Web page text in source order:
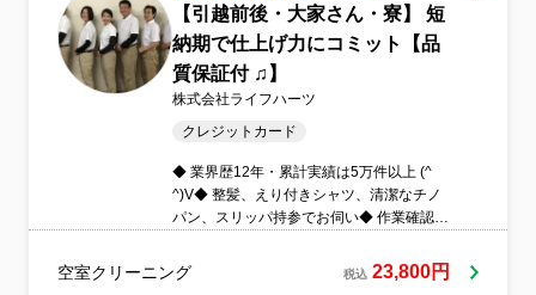
【引越前後・大家さん・寮】 短
納期で仕上げ力にコミット【品
質保証付 ♫】
株式会社ライフハーツ
クレジットカード
◆ 業界歴12年・累計実績は5万件以上 (^
^)V◆ 整髪、えり付きシャツ、清潔なチノ
パン、スリッパ持参でお伺い◆ 作業確認書
ざいません■ 社宅寮・ホテル・大家さん・
民泊などの大口注文可能！排水管高圧洗
空室クリーニング 税込 23,800円